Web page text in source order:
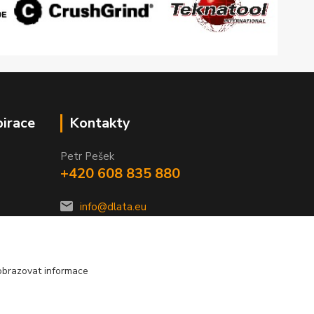
Kontakty
Petr Pešek
+420 608 835 880
info@dlata.eu
informace